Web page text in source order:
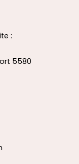
:
5580